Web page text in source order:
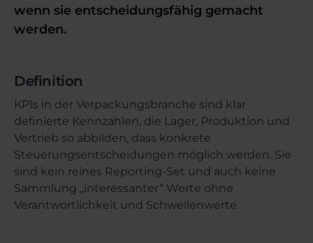
wenn sie entscheidungsfähig gemacht
werden.
Definition
KPIs in der Verpackungsbranche sind klar
definierte Kennzahlen, die Lager, Produktion und
Vertrieb so abbilden, dass konkrete
Steuerungsentscheidungen möglich werden. Sie
sind kein reines Reporting-Set und auch keine
Sammlung „interessanter“ Werte ohne
Verantwortlichkeit und Schwellenwerte.